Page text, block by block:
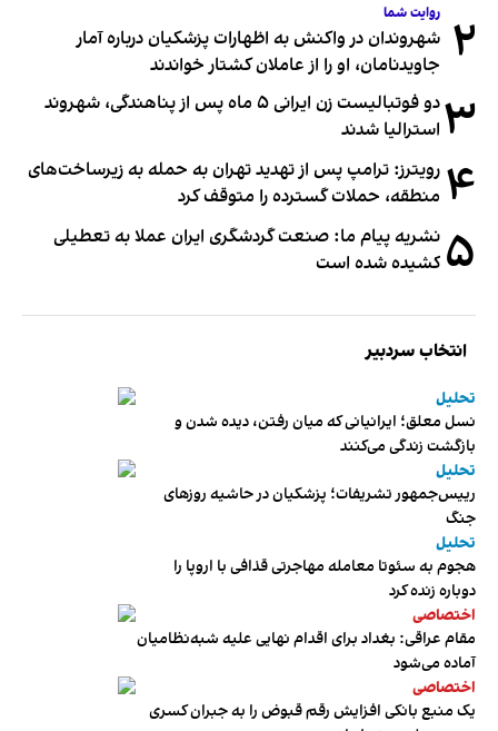
۲ روایت شما
شهروندان در واکنش به اظهارات پزشکیان درباره آمار
جاویدنامان، او را از عاملان کشتار خواندند
۳
دو فوتبالیست زن ایرانی ۵ ماه پس از پناهندگی، شهروند
استرالیا شدند
۴ رویترز: ترامپ پس از تهدید تهران به حمله به زیرساخت‌های
منطقه، حملات گسترده را متوقف کرد
۵ نشریه پیام ما: صنعت گردشگری ایران عملا به تعطیلی
کشیده شده است
انتخاب سردبیر
تحلیل
نسل معلق؛ ایرانیانی که میان رفتن، دیده شدن و
بازگشت زندگی می‌کنند
تحلیل
رییس‌جمهور تشریفات؛ پزشکیان در حاشیه روزهای
جنگ
تحلیل
هجوم به سئوتا معامله مهاجرتی قذافی با اروپا را
دوباره زنده کرد
اختصاصی
مقام عراقی: بغداد برای اقدام نهایی علیه شبه‌نظامیان
آماده می‌شود
اختصاصی
یک منبع بانکی افزایش رقم قبوض را به جبران کسری